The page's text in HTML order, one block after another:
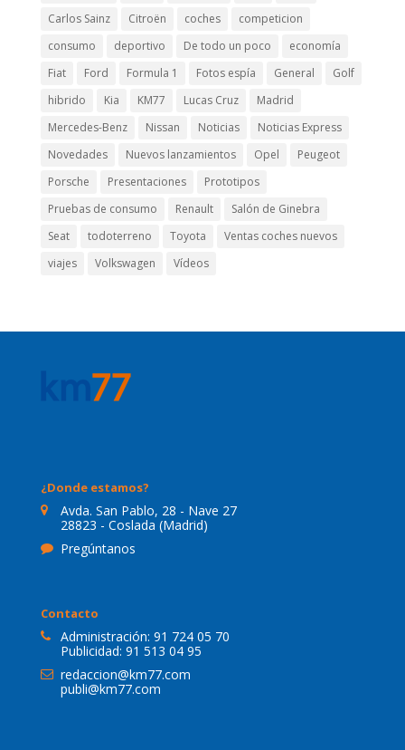
Carlos Sainz
Citroën coches
competicion
consumo
deportivo De todo un poco
economía
Fiat
Ford Formula 1 Fotos espía General
Golf
hibrido
Kia KM77 Lucas Cruz
Madrid
Mercedes-Benz
Nissan Noticias
Noticias Express
Novedades
Nuevos lanzamientos Opel
Peugeot
Porsche
Presentaciones
Prototipos
Pruebas de consumo
Renault
Salón de Ginebra
Seat
todoterreno Toyota
Ventas coches nuevos
viajes
Volkswagen Vídeos
¿Donde estamos?
Avda. San Pablo, 28 - Nave 27
28823 - Coslada (Madrid)
Pregúntanos
Contacto
Administración: 91 724 05 70
Publicidad: 91 513 04 95
redaccion@km77.com
publi@km77.com